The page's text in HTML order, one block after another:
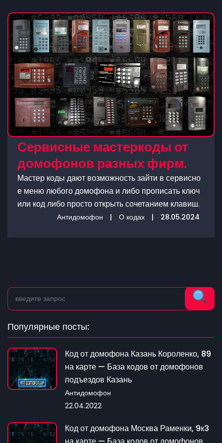
Сервисные мастеркоды от
домофонов разных фирм.
Мастер коды дают возможность зайти в сервисно
е меню любого домофона и либо прописать ключ
или код либо просто открыть сочетанием клавиш.
Антидомофон | О кодах | 28.05.2024
Популярные посты:
Код от домофона Казань Короленко, 89
на карте — База кодов от домофонов
подъездов Казань
Антидомофон
22.04.2022
Код от домофона Москва Раменки, 9к3